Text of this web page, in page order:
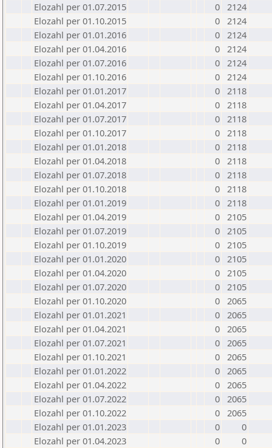
Elozahl per 01.07.2015
0 2124
Elozahl per 01.10.2015
0 2124
Elozahl per 01.01.2016
0 2124
Elozahl per 01.04.2016
0 2124
Elozahl per 01.07.2016
0 2124
Elozahl per 01.10.2016
0 2124
Elozahl per 01.01.2017
0 2118
Elozahl per 01.04.2017
0 2118
Elozahl per 01.07.2017
0 2118
Elozahl per 01.10.2017
0 2118
Elozahl per 01.01.2018
0 2118
Elozahl per 01.04.2018
0 2118
Elozahl per 01.07.2018
0 2118
Elozahl per 01.10.2018
0 2118
Elozahl per 01.01.2019
0 2118
Elozahl per 01.04.2019
0 2105
Elozahl per 01.07.2019
0 2105
Elozahl per 01.10.2019
0 2105
Elozahl per 01.01.2020
0 2105
Elozahl per 01.04.2020
0 2105
Elozahl per 01.07.2020
0 2105
Elozahl per 01.10.2020
0 2065
Elozahl per 01.01.2021
0 2065
Elozahl per 01.04.2021
0 2065
Elozahl per 01.07.2021
0 2065
Elozahl per 01.10.2021
0 2065
Elozahl per 01.01.2022
0 2065
Elozahl per 01.04.2022
0 2065
Elozahl per 01.07.2022
0 2065
Elozahl per 01.10.2022
0 2065
Elozahl per 01.01.2023
0
0
Elozahl per 01.04.2023
0
0